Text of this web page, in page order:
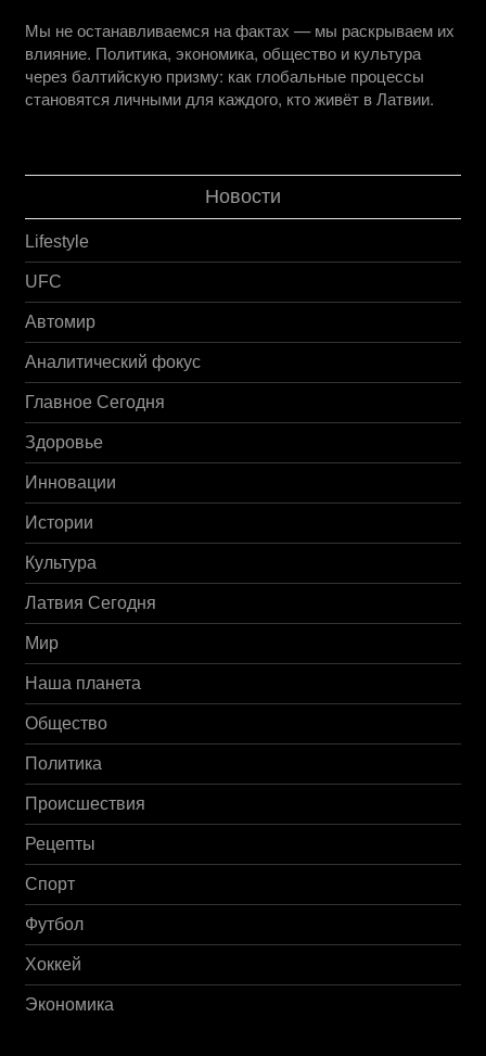
Мы не останавливаемся на фактах — мы раскрываем их
влияние. Политика, экономика, общество и культура
через балтийскую призму: как глобальные процессы
становятся личными для каждого, кто живёт в Латвии.
Новости
Lifestyle
UFC
Автомир
Аналитический фокус
Главное Сегодня
Здоровье
Инновации
Истории
Культура
Латвия Сегодня
Мир
Наша планета
Общество
Политика
Происшествия
Рецепты
Спорт
Футбол
Хоккей
Экономика